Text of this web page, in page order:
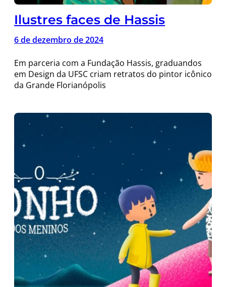
Ilustres faces de Hassis
6 de dezembro de 2024
Em parceria com a Fundação Hassis, graduandos
em Design da UFSC criam retratos do pintor icônico
da Grande Florianópolis